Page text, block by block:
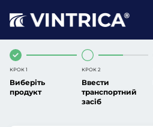
КРОК 1
Виберіть
продукт
КРОК 2
Ввести
транспортний
засіб